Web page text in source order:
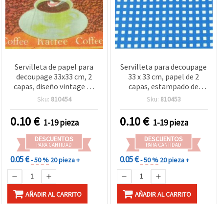
Servilleta de papel para
decoupage 33x33 cm, 2
capas, diseño vintage de
café con taza humeante y
“Coffee/Kaffee”, 1 unidad
para decoupage DIY,
manualidades,
scrapbooking y
decoración del hogar
Sku: 810454
0.10€ 1-19 pieza
DESCUENTOS
PARA CANTIDAD
0.05 €- 50 % 20 pieza +
AÑADIR AL CARRITO
Servilleta para decoupage
33 x 33 cm, papel de 2
capas, estampado de
cuadros azules, para
DIY - 1 ud
Sku: 810453
0.10€ 1-19 pieza
DESCUENTOS
PARA CANTIDAD
0.05 €- 50 % 20 pieza +
AÑADIR AL CARRITO